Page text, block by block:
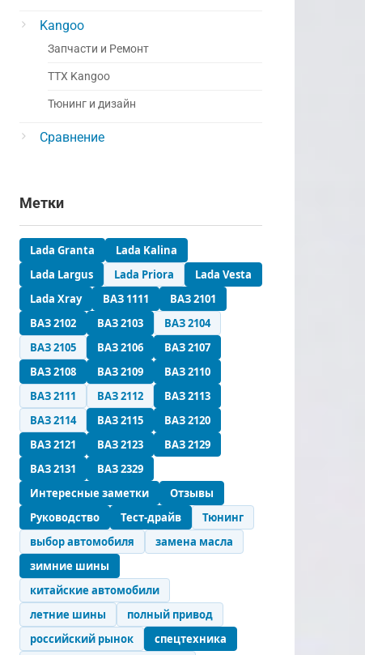
Kangoo
Запчасти и Ремонт
ТТХ Kangoo
Тюнинг и дизайн
Сравнение
Метки
Lada Granta
Lada Kalina
Lada Largus
Lada Priora
Lada Vesta
Lada Xray
ВАЗ 1111
ВАЗ 2101
ВАЗ 2102
ВАЗ 2103
ВАЗ 2104
ВАЗ 2105
ВАЗ 2106
ВАЗ 2107
ВАЗ 2108
ВАЗ 2109
ВАЗ 2110
ВАЗ 2111
ВАЗ 2112
ВАЗ 2113
ВАЗ 2114
ВАЗ 2115
ВАЗ 2120
ВАЗ 2121
ВАЗ 2123
ВАЗ 2129
ВАЗ 2131
ВАЗ 2329
Интересные заметки
Отзывы
Руководство
Тест-драйв
Тюнинг
выбор автомобиля
замена масла
зимние шины
китайские автомобили
летние шины
полный привод
российский рынок
спецтехника